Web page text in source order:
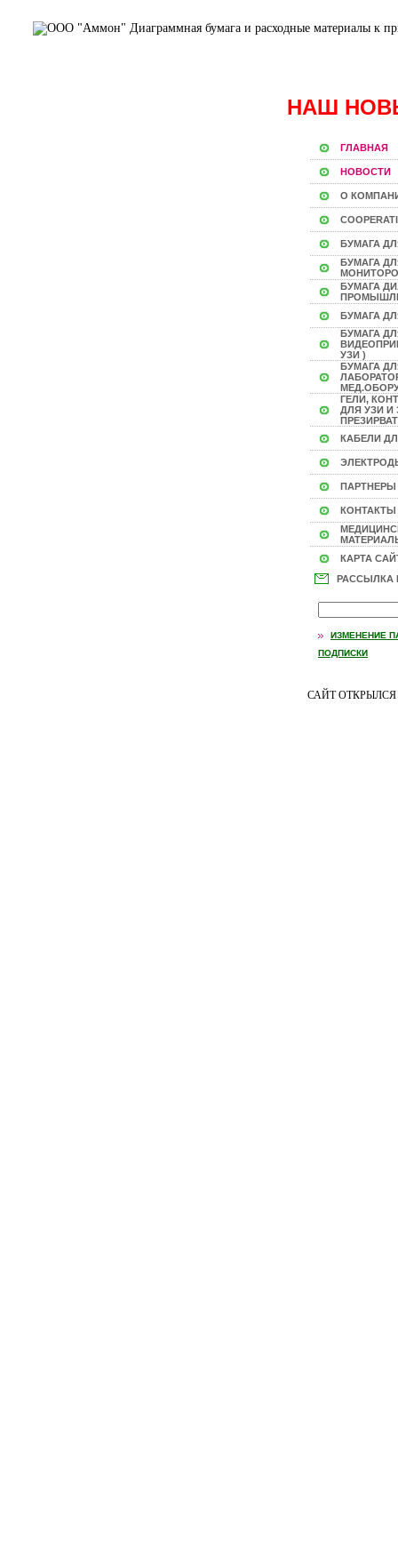
НАШ
ГЛАВНАЯ
НОВОСТИ
О
БУМАГА
БУМАГА
БУМАГА
БУМАГА
БУМАГА
УЗИ )
БУМАГА
ГЕЛИ,
ДЛЯ УЗИ И
КАБЕЛИ
ПАРТНЕРЫ
КОНТАКТЫ
КАРТА
РАССЫЛКА
ИЗМЕНЕНИЕ
ПОДПИСКИ
САЙТ ОТКРЫЛСЯ